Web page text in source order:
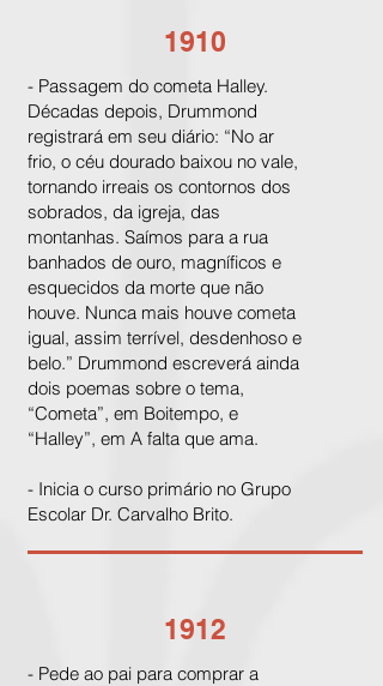
1910
- Passagem do cometa Halley.
Décadas depois, Drummond
registrará em seu diário: “No ar
frio, o céu dourado baixou no vale,
tornando irreais os contornos dos
sobrados, da igreja, das
montanhas. Saímos para a rua
banhados de ouro, magníficos e
esquecidos da morte que não
houve. Nunca mais houve cometa
igual, assim terrível, desdenhoso e
belo.” Drummond escreverá ainda
dois poemas sobre o tema,
“Cometa”, em Boitempo, e
“Halley”, em A falta que ama.
- Inicia o curso primário no Grupo
Escolar Dr. Carvalho Brito.
1912
- Pede ao pai para comprar a